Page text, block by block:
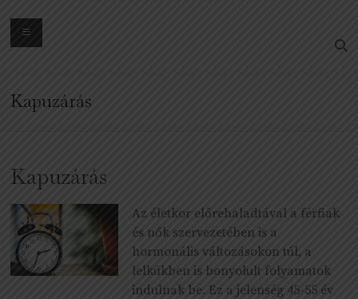
Menu
Kapuzárás
Kapuzárás
Az életkor előrehaladtával a férfiak
és nők szervezetében is a
hormonális változásokon túl, a
lelkükben is bonyolult folyamatok
indulnak be. Ez a jelenség 45-55 év